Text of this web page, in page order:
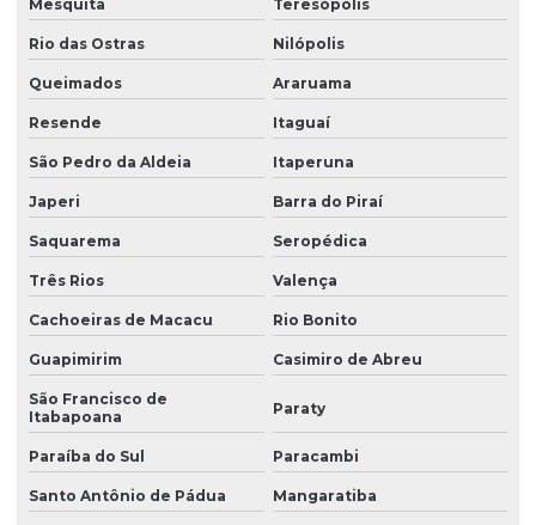
Mesquita Teresópolis
Rio das Ostras Nilópolis
Queimados Araruama
Resende Itaguaí
São Pedro da Aldeia Itaperuna
Japeri Barra do Piraí
Saquarema Seropédica
Três Rios Valença
Cachoeiras de Macacu Rio Bonito
Guapimirim Casimiro de Abreu
São Francisco de
Itabapoana
Paraty
Paraíba do Sul Paracambi
Santo Antônio de Pádua Mangaratiba